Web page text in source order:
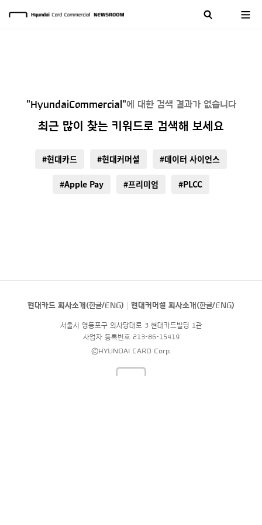
"HyundaiCommercial"에 대한 검색 결과가 없습니다
최근 많이 찾는 키워드로 검색해 보세요
#현대카드 #현대커머셜 #데이터 사이언스
#Apple Pay #프리미엄 #PLCC
현대카드 회사소개(한글/ENG) 현대커머셜 회사소개(한글/ENG)
서울시 영등포구 의사당대로 3 현대카드빌딩 1관
사업자 등록번호 213-86-15419
©HYUNDAI CARD Corp.